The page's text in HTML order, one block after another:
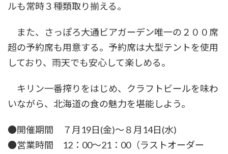
ルも常時３種類取り揃える。
また、さっぽろ大通ビアガーデン唯一の２００席
超の予約席も用意する。予約席は大型テントを使用
しており、雨天でも安心して楽しめる。
キリン一番搾りをはじめ、クラフトビールを味わ
いながら、北海道の食の魅力を堪能しよう。
●開催期間 ７月19日(金)〜８月14日(水)
●営業時間 12：00〜21：00（ラストオーダー